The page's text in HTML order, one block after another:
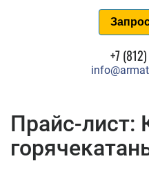
+7
Прайс-лист: